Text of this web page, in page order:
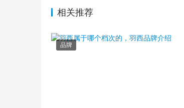
相关推荐
品牌